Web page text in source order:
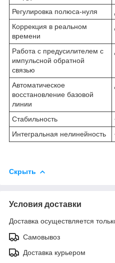
Регулировка полюса-нуля
Коррекция в реальном
времени
Работа с предусилителем с
импульсной обратной
связью
Автоматическое
восстановление базовой
линии
Стабильность
Интегральная нелинейность
Скрыть
Условия доставки
Доставка осуществляется
Самовывоз
Доставка курьером